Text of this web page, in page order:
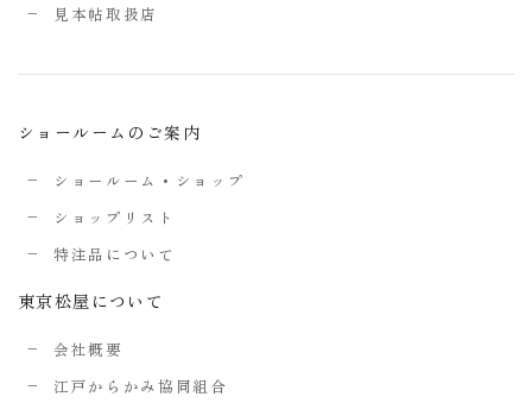
見本帖取扱店
ショールームのご案内
ショールーム・ショップ
ショップリスト
特注品について
東京松屋について
会社概要
江戸からかみ協同組合